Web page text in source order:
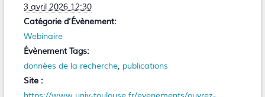
3 avril 2026 12:30
Catégorie d’Évènement:
Webinaire
Évènement Tags:
données de la recherche, publications
Site :